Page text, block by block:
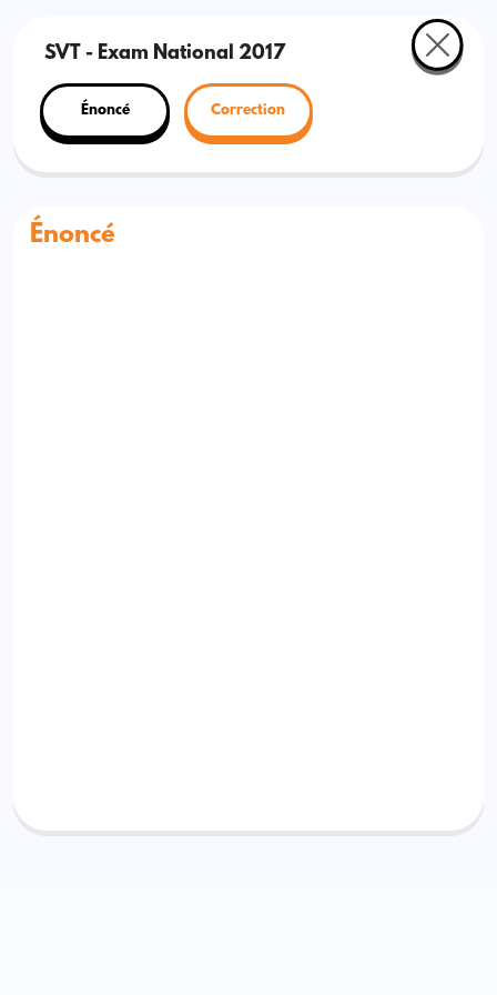
SVT - Exam National 2017
Énoncé Correction
Énoncé